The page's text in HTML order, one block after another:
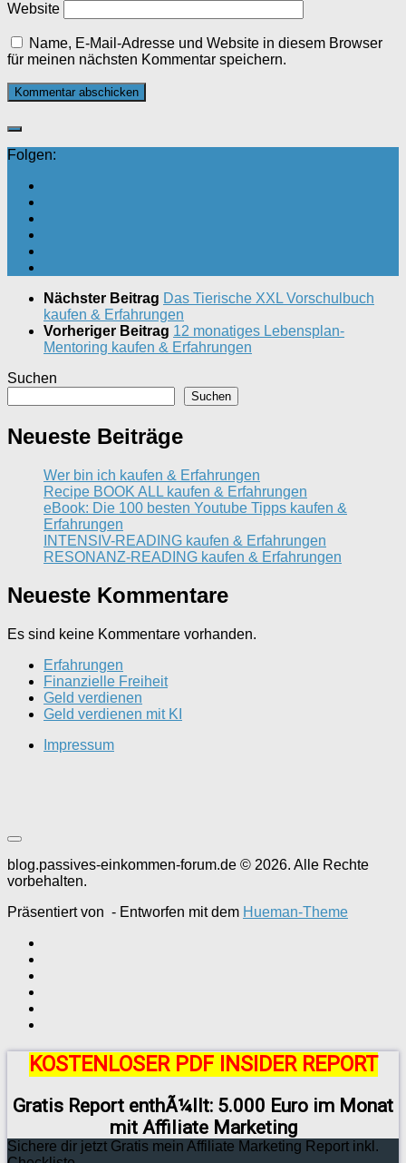
Website
Name, E-Mail-Adresse und Website in diesem Browser
für meinen nächsten Kommentar speichern.
Folgen:
Nächster Beitrag Das Tierische XXL Vorschulbuch
kaufen & Erfahrungen
Vorheriger Beitrag 12 monatiges Lebensplan-
Mentoring kaufen & Erfahrungen
Suchen
Suchen
Neueste Beiträge
Wer bin ich kaufen & Erfahrungen
Recipe BOOK ALL kaufen & Erfahrungen
eBook: Die 100 besten Youtube Tipps kaufen &
Erfahrungen
INTENSIV-READING kaufen & Erfahrungen
RESONANZ-READING kaufen & Erfahrungen
Neueste Kommentare
Es sind keine Kommentare vorhanden.
Erfahrungen
Finanzielle Freiheit
Geld verdienen
Geld verdienen mit KI
Impressum
blog.passives-einkommen-forum.de © 2026. Alle Rechte
vorbehalten.
Präsentiert von - Entworfen mit dem Hueman-Theme
KOSTENLOSER PDF INSIDER REPORT
Gratis Report enthÃ¼llt: 5.000 Euro im Monat
mit Affiliate Marketing
Sichere dir jetzt Gratis mein Affiliate Marketing Report inkl.